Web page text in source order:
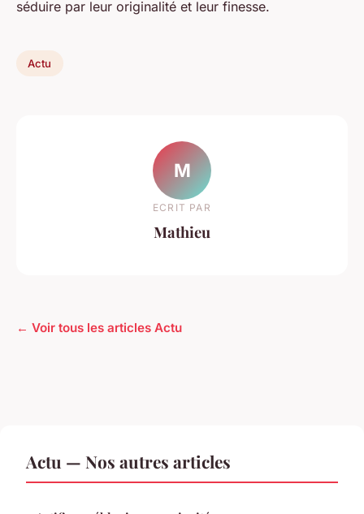
séduire par leur originalité et leur finesse.
Actu
M
ECRIT PAR
Mathieu
← Voir tous les articles Actu
Actu — Nos autres articles